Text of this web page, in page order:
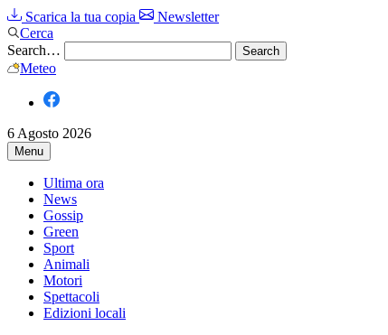
Scarica la tua copia
Newsletter
Cerca
Search…
Meteo
6 Agosto 2026
Menu
Ultima ora
News
Gossip
Green
Sport
Animali
Motori
Spettacoli
Edizioni locali